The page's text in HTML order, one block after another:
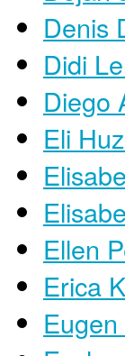
Denis
Didi
Diego
Eli
Ellen
Erica